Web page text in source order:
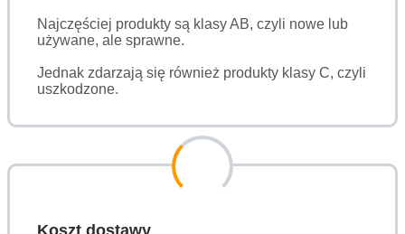
Najczęściej produkty są klasy AB, czyli nowe lub
używane, ale sprawne.
Jednak zdarzają się również produkty klasy C, czyli
uszkodzone.
Koszt dostawy